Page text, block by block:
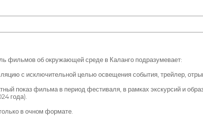
фильмов об окружающей среде в Каланго подразумевает:
с исключительной целью освещения события, трейлер,
показ фильма в период фестиваля, в рамках экскурсий и
года).
в очном формате.